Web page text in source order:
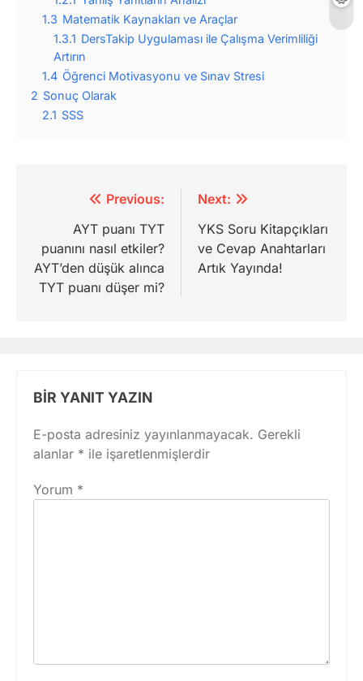
1.3 Matematik Kaynakları ve Araçlar
1.3.1 DersTakip Uygulaması ile Çalışma Verimliliği
Artırın
1.4 Öğrenci Motivasyonu ve Sınav Stresi
2 Sonuç Olarak
2.1 SSS
gezinmesi
Previous:
AYT puanı TYT
puanını nasıl etkiler?
AYT’den düşük alınca
TYT puanı düşer mi?
Next:
YKS Soru Kitapçıkları
ve Cevap Anahtarları
Artık Yayında!
BIR YANIT YAZIN
E-posta adresiniz yayınlanmayacak. Gerekli
alanlar * ile işaretlenmişlerdir
Yorum *